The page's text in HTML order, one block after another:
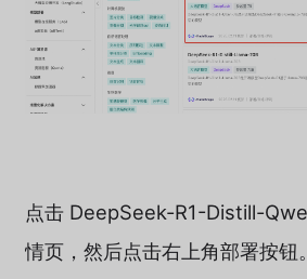
点击 DeepSeek-R1-Distill-
情页，然后点击右上角部署按钮。